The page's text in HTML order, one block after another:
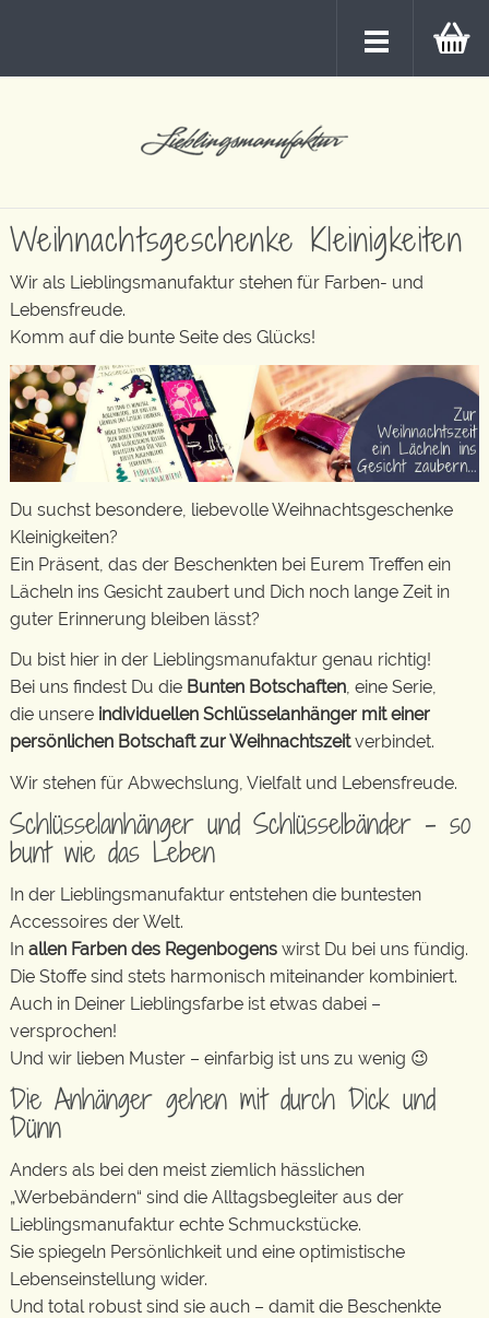
Weihnachtsgeschenke Kleinigkeiten
Wir als Lieblingsmanufaktur stehen für Farben- und
Lebensfreude.
Komm auf die bunte Seite des Glücks!
Du suchst besondere, liebevolle Weihnachtsgeschenke
Kleinigkeiten?
Ein Präsent, das der Beschenkten bei Eurem Treffen ein
Lächeln ins Gesicht zaubert und Dich noch lange Zeit in
guter Erinnerung bleiben lässt?
Du bist hier in der Lieblingsmanufaktur genau richtig!
Bei uns findest Du die Bunten Botschaften, eine Serie,
die unsere individuellen Schlüsselanhänger mit einer
persönlichen Botschaft zur Weihnachtszeitverbindet.
Wir stehen für Abwechslung, Vielfalt und Lebensfreude.
Schlüsselanhänger und Schlüsselbänder – so
bunt wie das Leben
In der Lieblingsmanufaktur entstehen die buntesten
Accessoires der Welt.
In allen Farben des Regenbogens wirst Du bei uns fündig.
Die Stoffe sind stets harmonisch miteinander kombiniert.
Auch in Deiner Lieblingsfarbe ist etwas dabei –
versprochen!
Und wir lieben Muster – einfarbig ist uns zu wenig 😉
Die Anhänger gehen mit durch Dick und
Dünn
Anders als bei den meist ziemlich hässlichen
„Werbebändern“ sind die Alltagsbegleiter aus der
Lieblingsmanufaktur echte Schmuckstücke.
Sie spiegeln Persönlichkeit und eine optimistische
Lebenseinstellung wider.
Und total robust sind sie auch – damit die Beschenkte